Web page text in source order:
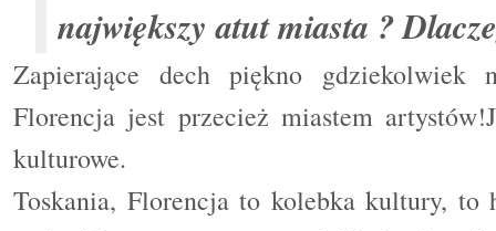
największy atut miasta ?
Zapierające dech piękno gdziekolwiek
Florencja jest przecież miastem
kulturowe.
Toskania, Florencja to kolebka kultury, to